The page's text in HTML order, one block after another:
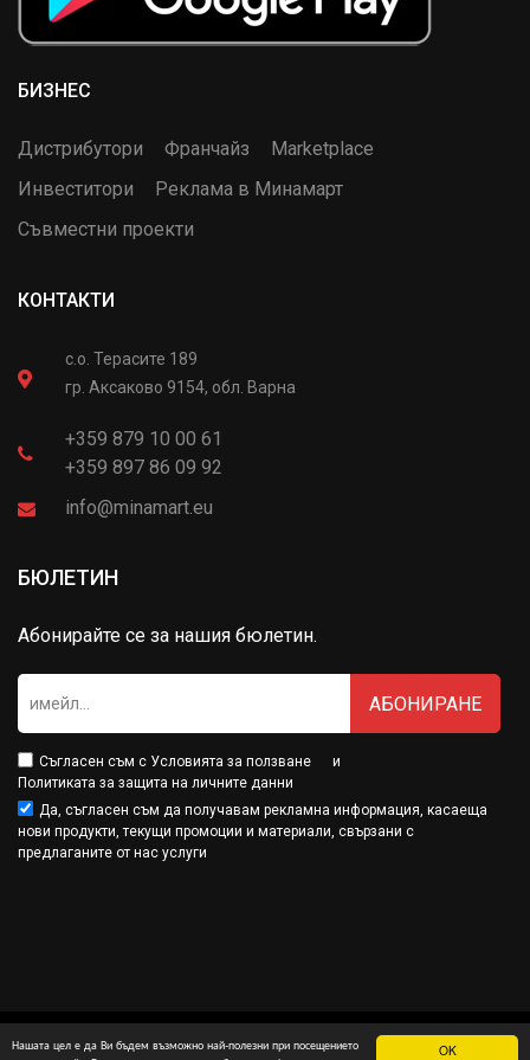
OK
Нашата цел е да Ви бъдем възможно най-полезни при посещението
БИЗНЕС
Дистрибутори Франчайз
Marketplace
Инвеститори
Реклама в Минамарт
Съвместни проекти
КОНТАКТИ
с.о. Терасите 189
гр. Аксаково 9154, обл. Варна
+359 879 10 00 61
+359 897 86 09 92
info@minamart.eu
БЮЛЕТИН
Абонирайте се за нашия бюлетин.
АБОНИРАНЕ
Съгласен съм с Условията за ползване
и
Политиката за защита на личните данни
Да, съгласен съм да получавам рекламна информация, касаеща
нови продукти, текущи промоции и материали, свързани с
предлаганите от нас услуги
Минамарт® е собственост на МДМ Партнърс ООД